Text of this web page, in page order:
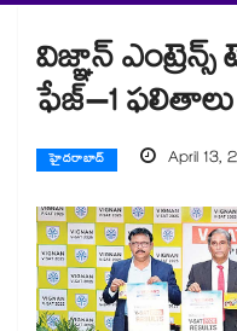
విజ్ఞాన్‌‌‌‌‌‌‌‌‌‌‌‌‌‌‌‌
ఫేజ్‌‌‌‌‌‌‌‌‌‌‌‌‌‌‌‌–1
హైదరాబాద్ April 13,